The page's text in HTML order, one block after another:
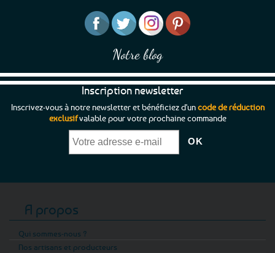
Notre blog
Inscription newsletter
Inscrivez-vous à notre newsletter et bénéficiez d'uncode de réduction
exclusifvalable pour votre prochaine commande
A propos
Qui sommes-nous ?
Nos artisans et producteurs